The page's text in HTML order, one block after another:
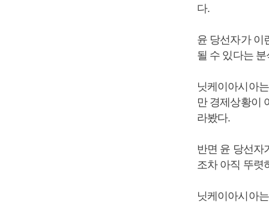
다.
윤 당선자가 이
될 수 있다는
닛케이아시아
만 경제상황이
라봤다.
반면 윤 당선자
조차 아직 뚜렷
닛케이아시아